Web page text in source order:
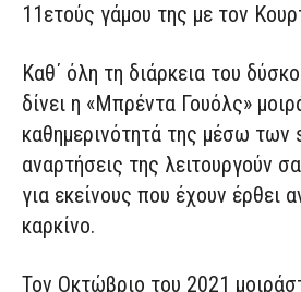
11ετούς γάμου της με τον
Καθ΄ όλη τη διάρκεια του
δίνει η «Μπρέντα Γουόλς»
καθημερινότητά της μέσω των
αναρτήσεις της λειτουργούν
για εκείνους που έχουν έρθει
καρκίνο.
Τον Οκτώβριο του 2021